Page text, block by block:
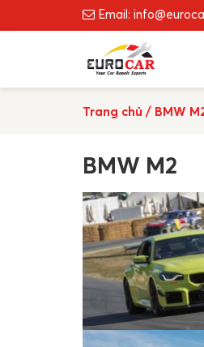
Email:
Trang chủ / BMW
BMW M2